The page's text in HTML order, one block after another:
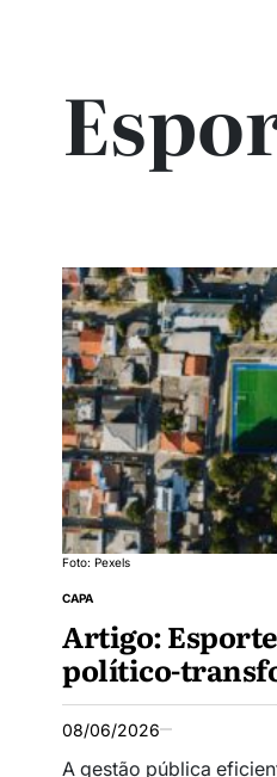
Foto: Pexels
CAPA
Artigo:
político-
08/06/2026
A gestão pública